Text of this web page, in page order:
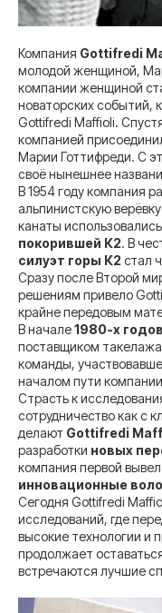
Компания Gottifredi
молодой женщиной,
компании женщиной
новаторских событий,
Gottifredi Maffioli.
компанией
Марии Готтифреди. С
своё нынешнее
В 1954 году компания
альпинистскую
канаты использовались
покорившей К2. В
силуэт горы К2 стал
Сразу после Второй
решениям привело
крайне передовым
В начале1980-х годов
поставщиком
команды,
началом пути
Страсть к
сотрудничество как с
делают Gottifredi
разработки новых
компания первой
инновационные
Сегодня Gottifredi
исследований, где
высокие технологии и
продолжает
встречаются лучшие